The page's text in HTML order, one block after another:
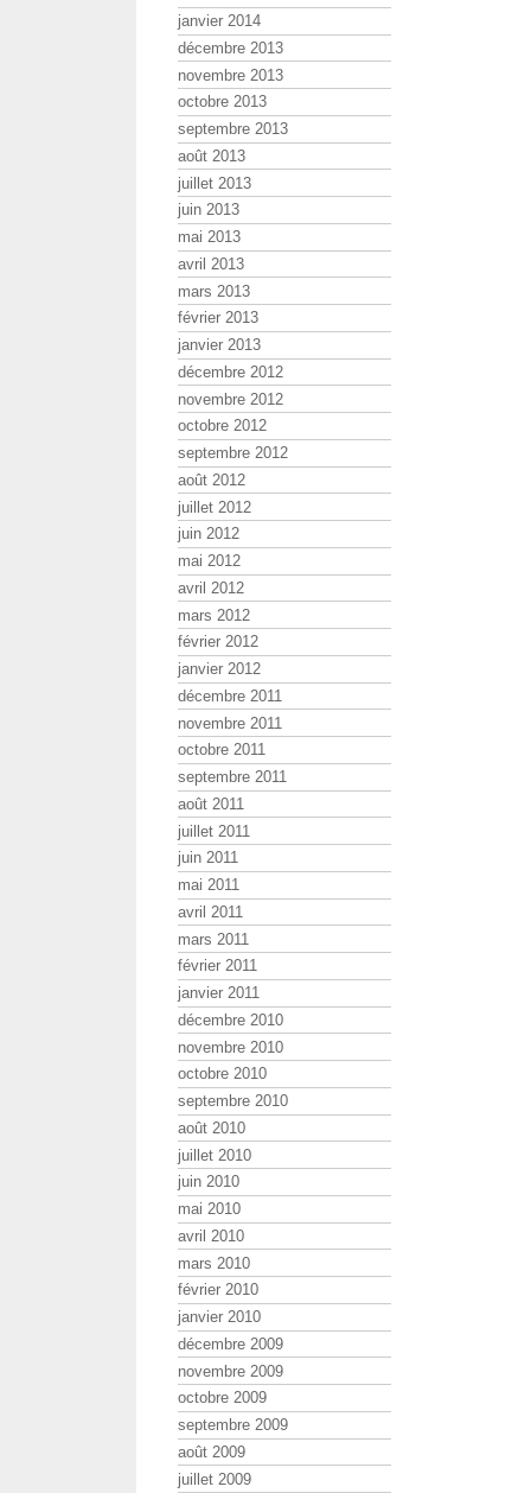
janvier 2014
décembre 2013
novembre 2013
octobre 2013
septembre 2013
août 2013
juillet 2013
juin 2013
mai 2013
avril 2013
mars 2013
février 2013
janvier 2013
décembre 2012
novembre 2012
octobre 2012
septembre 2012
août 2012
juillet 2012
juin 2012
mai 2012
avril 2012
mars 2012
février 2012
janvier 2012
décembre 2011
novembre 2011
octobre 2011
septembre 2011
août 2011
juillet 2011
juin 2011
mai 2011
avril 2011
mars 2011
février 2011
janvier 2011
décembre 2010
novembre 2010
octobre 2010
septembre 2010
août 2010
juillet 2010
juin 2010
mai 2010
avril 2010
mars 2010
février 2010
janvier 2010
décembre 2009
novembre 2009
octobre 2009
septembre 2009
août 2009
juillet 2009